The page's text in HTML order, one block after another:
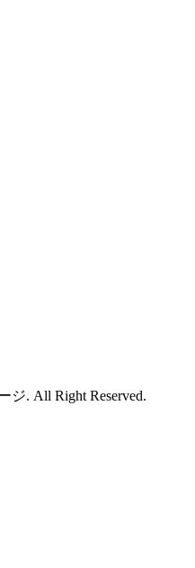
. All Right Reserved.